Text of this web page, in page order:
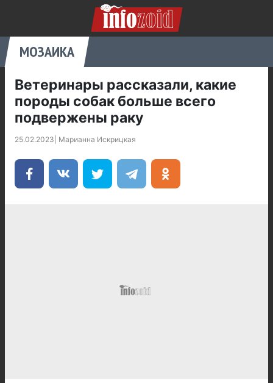
МОЗАИКА
Ветеринары рассказали, какие
породы собак больше всего
подвержены раку
25.02.2023 Марианна Искрицкая